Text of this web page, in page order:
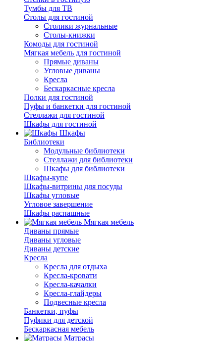
Тумбы для ТВ
Столы для гостиной
Столики журнальные
Столы-книжки
Комоды для гостиной
Мягкая мебель для гостиной
Прямые диваны
Угловые диваны
Кресла
Бескаркасные кресла
Полки для гостиной
Пуфы и банкетки для гостиной
Стеллажи для гостиной
Шкафы для гостиной
Шкафы
Библиотеки
Модульные библиотеки
Стеллажи для библиотеки
Шкафы для библиотеки
Шкафы-купе
Шкафы-витрины для посуды
Шкафы угловые
Угловое завершение
Шкафы распашные
Мягкая мебель
Диваны прямые
Диваны угловые
Диваны детские
Кресла
Кресла для отдыха
Кресла-кровати
Кресла-качалки
Кресла-глайдеры
Подвесные кресла
Банкетки, пуфы
Пуфики для детской
Бескаркасная мебель
Матрасы